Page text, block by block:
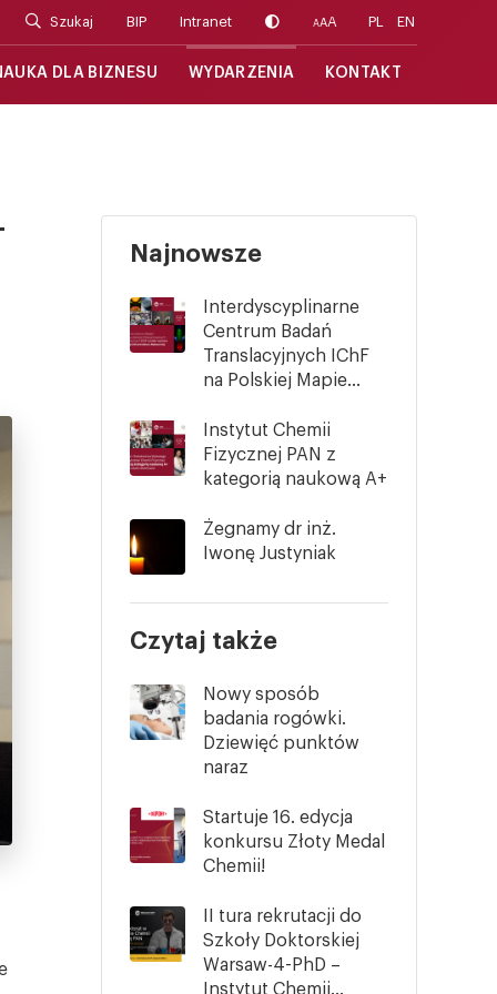
Szukaj BIP Intranet AAA PL EN
DLA BIZNESU WYDARZENIA KONTAKT
Najnowsze
Interdyscyplinarne
Centrum Badań
Translacyjnych IChF
na Polskiej Mapie...
Instytut Chemii
Fizycznej PAN z
kategorią naukową A+
Żegnamy dr inż.
Iwonę Justyniak
Czytaj także
Nowy sposób
badania rogówki.
Dziewięć punktów
naraz
Startuje 16. edycja
konkursu Złoty Medal
Chemii!
II tura rekrutacji do
Szkoły Doktorskiej
Warsaw-4-PhD –
Instytut Chemii...